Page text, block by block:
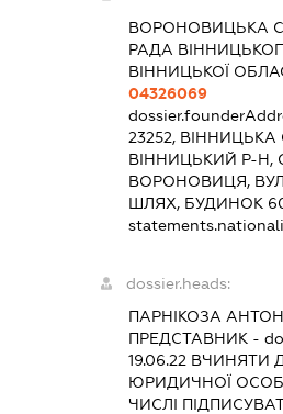
ВОРОНОВИЦЬКА
РАДА
ВІННИЦЬКОЇ
04326069
23252, ВІННИЦЬКА
ВІННИЦЬКИЙ Р-Н,
ВОРОНОВИЦЯ,
ШЛЯХ, БУДИНОК
dossier.heads:
ПАРНІКОЗА
ПРЕДСТАВНИК -
19.06.22 ВЧИНЯТИ
ЮРИДИЧНОЇ
ЧИСЛІ